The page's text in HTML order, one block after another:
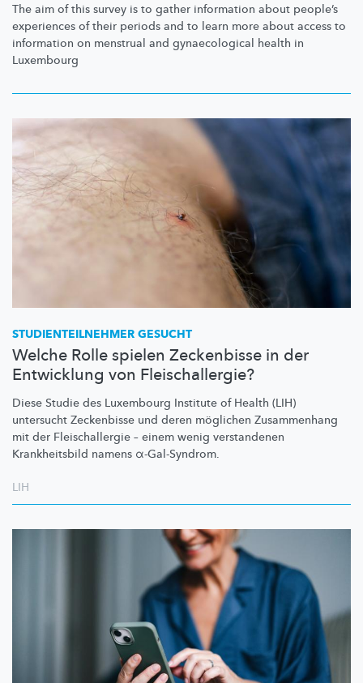
The aim of this survey is to gather information about people’s
experiences of their periods and to learn more about access to
information on menstrual and gynaecological health in
Luxembourg
STUDIENTEILNEHMER GESUCHT
Welche Rolle spielen Zeckenbisse in der
Entwicklung von Fleischallergie?
Diese Studie des Luxembourg Institute of Health (LIH)
untersucht Zeckenbisse und deren möglichen Zusammenhang
mit der Fleischallergie – einem wenig verstandenen
Krankheitsbild namens α-Gal-Syndrom.
LIH